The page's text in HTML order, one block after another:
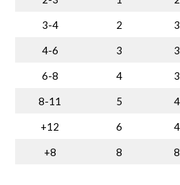
3-4 2
4-6 3
6-8 4
8-11 5
+12 6
+8 8